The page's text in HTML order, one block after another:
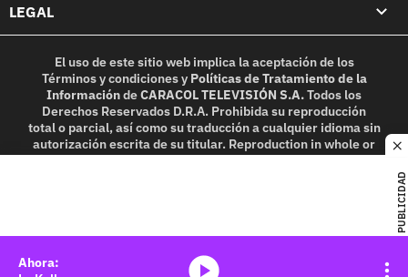
PUBLICIDAD
LEGAL
El uso de este sitio web implica la aceptación de los
Términos y condicionesy Políticas de Tratamiento de la
InformacióndeCARACOL TELEVISIÓN S.A.Todos los
Derechos Reservados D.R.A. Prohibida su reproducción
total o parcial, así como su traducción a cualquier idioma sin
autorización escrita de su titular. Reproduction in whole or
in part, or translation without written permission is